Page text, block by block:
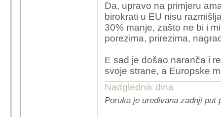
uostalom, pogledaj si
a roba je uglavnom iz
% u korist jadnim
Da, upravo na primjeru
birokrati u EU nisu
30% manje, zašto ne bi i
porezima, prirezima,
E sad je došao naranča i
svoje strane, a Europske
Nadglednik dina
Poruka je uređivana zadnji put